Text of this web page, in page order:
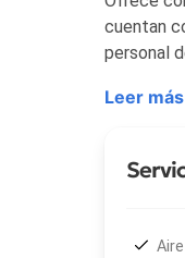
cuentan
personal
Leer